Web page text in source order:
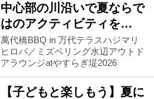
中心部の川沿いで夏ならで
はのアクティビティを…
萬代橋BBQ in 万代テラスハジマリ
ヒロバ／ミズベリング水辺アウトド
アラウンジatやすらぎ堤2026
【子どもと楽しもう】夏に